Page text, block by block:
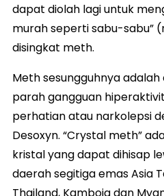
dapat diolah lagi untuk
murah seperti sabu-sabu”
disingkat meth.
Meth sesungguhnya
parah gangguan
perhatian atau narkolepsi
Desoxyn. “Crystal meth”
kristal yang dapat dihisap
daerah segitiga emas Asia
Thailand, Kamboja dan